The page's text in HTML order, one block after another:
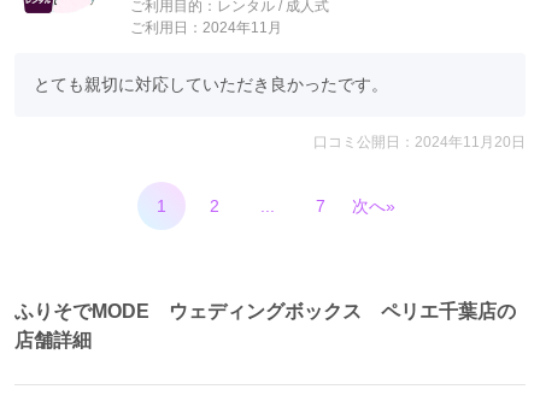
ご利用目的： レンタル / 成人式
ご利用日：2024年11月
とても親切に対応していただき良かったです。
口コミ公開日：2024年11月20日
1 2 7 次へ»
ふりそでMODE ウェディングボックス ペリエ千葉店の
店舗詳細